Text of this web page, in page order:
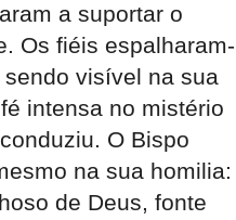
a suportar o
Os fiéis espalharam-
visível na sua
intensa no mistério
O Bispo
na sua homilia:
de Deus, fonte